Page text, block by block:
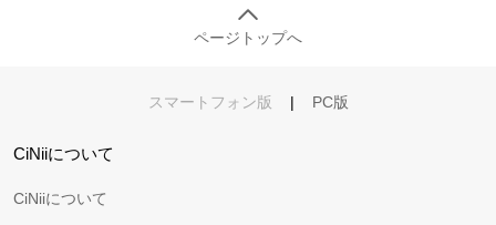
ページトップへ
スマートフォン版 | PC版
CiNiiについて
CiNiiについて